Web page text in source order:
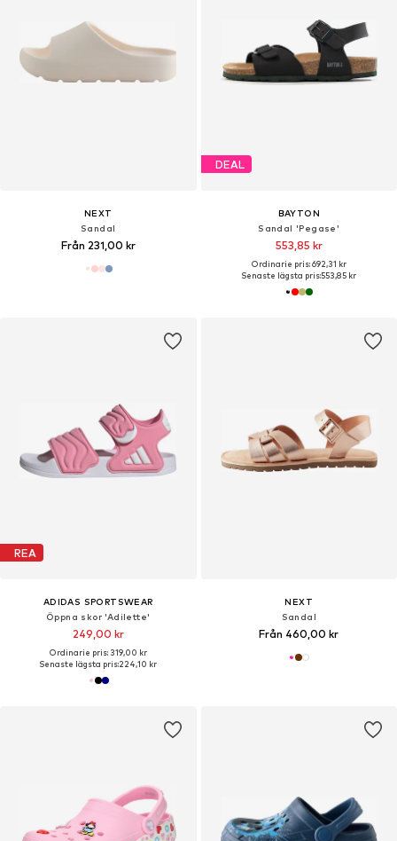
NEXT
Sandal
Från 231,00 kr
DEAL
BAYTON
Sandal 'Pegase'
553,85 kr
Ordinarie pris: 692,31 kr
Senaste lägsta pris:553,85 kr
REA
ADIDAS SPORTSWEAR
Öppna skor 'Adilette'
249,00 kr
Ordinarie pris: 319,00 kr
Senaste lägsta pris:224,10 kr
NEXT
Sandal
Från 460,00 kr